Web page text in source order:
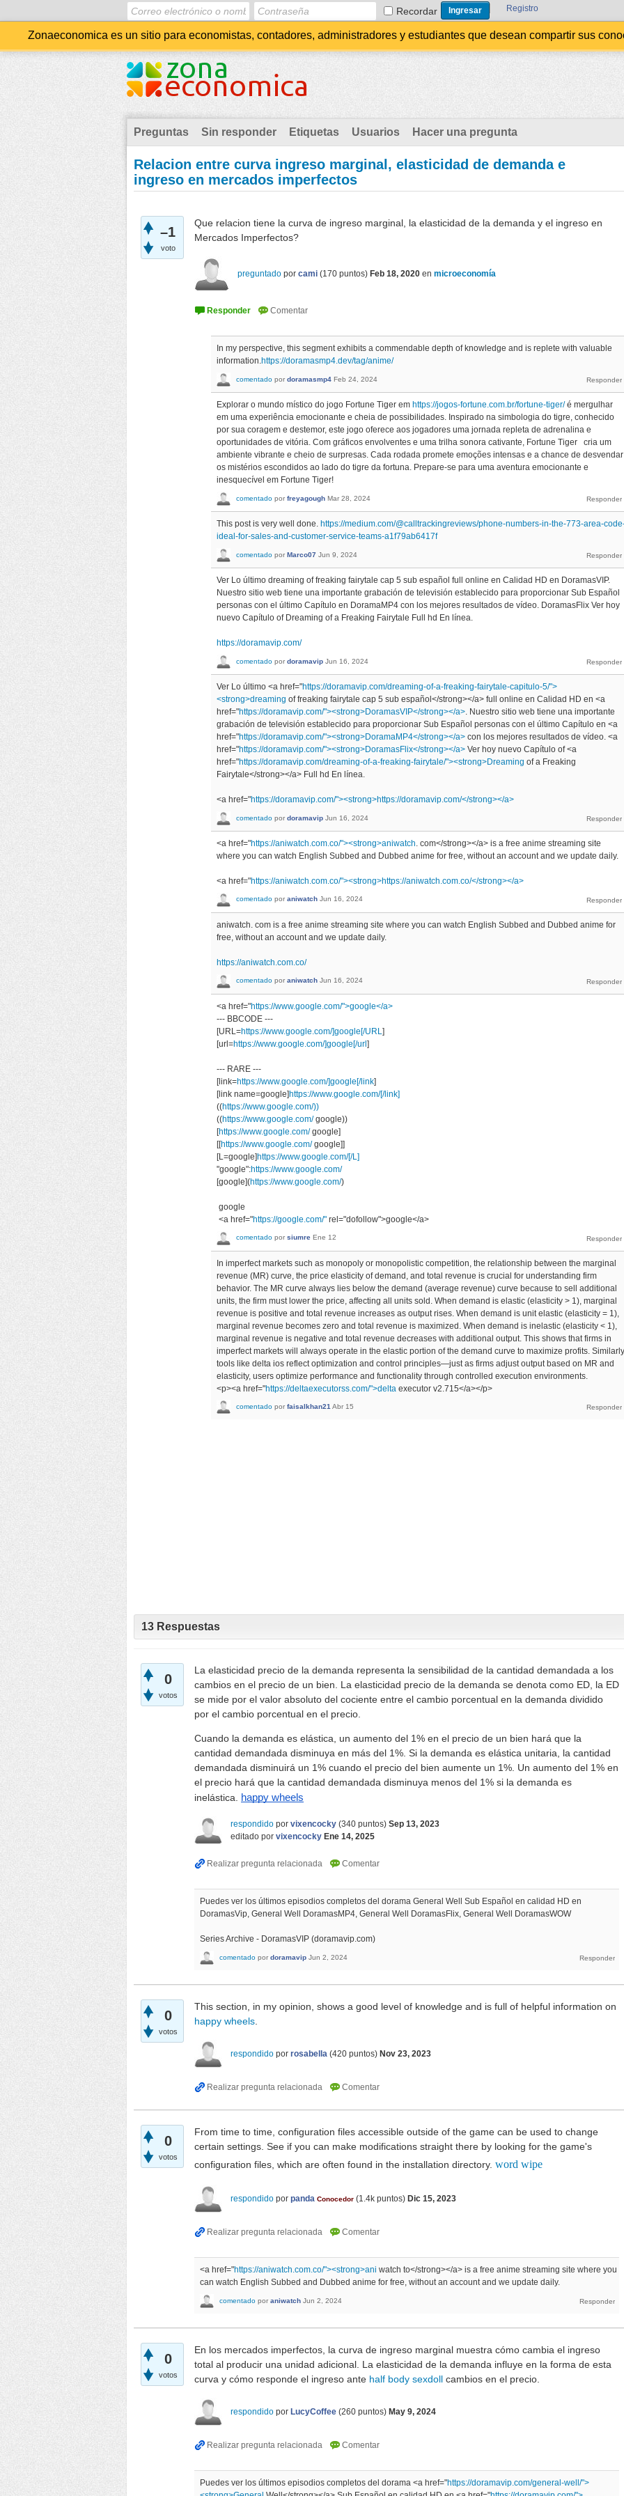
Recordar Registro
Zonaeconomica es un sitio para economistas, contadores, administradores y estudiantes que desean compartir sus
Preguntas Sin responder Etiquetas Usuarios Hacer una pregunta
Relacion entre curva ingreso marginal, elasticidad de demanda e
ingreso en mercados imperfectos
–1
voto
Que relacion tiene la curva de ingreso marginal, la elasticidad de la demanda y el ingreso en
Mercados Imperfectos?
preguntado por cami (170 puntos) Feb 18, 2020 en microeconomía
In my perspective, this segment exhibits a commendable depth of knowledge and is replete with valuable
information.https://doramasmp4.dev/tag/anime/
comentado por doramasmp4 Feb 24, 2024
Explorar o mundo místico do jogo Fortune Tiger em https://jogos-fortune.com.br/fortune-tiger/é mergulhar
em uma experiência emocionante e cheia de possibilidades. Inspirado na simbologia do tigre, conhecido
por sua coragem e destemor, este jogo oferece aos jogadores uma jornada repleta de adrenalina e
oportunidades de vitória. Com gráficos envolventes e uma trilha sonora cativante, Fortune Tiger cria um
ambiente vibrante e cheio de surpresas. Cada rodada promete emoções intensas e a chance de desvendar
os mistérios escondidos ao lado do tigre da fortuna. Prepare-se para uma aventura emocionante e
inesquecível em Fortune Tiger!
comentado por freyagough Mar 28, 2024
This post is very well done. https://medium.com/@calltrackingreviews/phone-numbers-in-the-773-area-
ideal-for-sales-and-customer-service-teams-a1f79ab6417f
comentado por Marco07 Jun 9, 2024
Ver Lo último dreaming of freaking fairytale cap 5 sub español full online en Calidad HD en DoramasVIP.
Nuestro sitio web tiene una importante grabación de televisión establecido para proporcionar Sub Español
personas con el último Capítulo en DoramaMP4 con los mejores resultados de vídeo. DoramasFlix Ver hoy
nuevo Capítulo of Dreaming of a Freaking Fairytale Full hd En línea.
https://doramavip.com/
comentado por doramavip Jun 16, 2024
Ver Lo último <a href="https://doramavip.com/dreaming-of-a-freaking-fairytale-capitulo-5/">
<strong>dreaming of freaking fairytale cap 5 sub español</strong></a> full online en Calidad HD en <a
href="https://doramavip.com/"><strong>DoramasVIP</strong></a> . Nuestro sitio web tiene una importante
grabación de televisión establecido para proporcionar Sub Español personas con el último Capítulo en <a
href="https://doramavip.com/"><strong>DoramaMP4</strong></a> con los mejores resultados de vídeo. <a
href="https://doramavip.com/"><strong>DoramasFlix</strong></a> Ver hoy nuevo Capítulo of <a
href="https://doramavip.com/dreaming-of-a-freaking-fairytale/"><strong>Dreaming of a Freaking
Fairytale</strong></a> Full hd En línea.
<a href="https://doramavip.com/"><strong>https://doramavip.com/</strong></a>
comentado por doramavip Jun 16, 2024
<a href="https://aniwatch.com.co/"><strong>aniwatch . com</strong></a> is a free anime streaming site
where you can watch English Subbed and Dubbed anime for free, without an account and we update daily.
<a href="https://aniwatch.com.co/"><strong>https://aniwatch.com.co/</strong></a>
comentado por aniwatch Jun 16, 2024
aniwatch. com is a free anime streaming site where you can watch English Subbed and Dubbed anime for
free, without an account and we update daily.
https://aniwatch.com.co/
comentado por aniwatch Jun 16, 2024
<a href="https://www.google.com/">google</a>
--- BBCODE ---
[URL=https://www.google.com/]google[/URL ]
[url=https://www.google.com/]google[/url]
--- RARE ---
[link=https://www.google.com/]google[/link]
[link name=google]https://www.google.com/[/link]
((https://www.google.com/))
((https://www.google.com/google))
[https://www.google.com/google]
[[https://www.google.com/google]]
[L=google]https://www.google.com/[/L]
"google":https://www.google.com/
[google](https://www.google.com/)
google
<a href="https://google.com/" rel="dofollow">google</a>
comentado por siumre Ene 12
In imperfect markets such as monopoly or monopolistic competition, the relationship between the marginal
revenue (MR) curve, the price elasticity of demand, and total revenue is crucial for understanding firm
behavior. The MR curve always lies below the demand (average revenue) curve because to sell additional
units, the firm must lower the price, affecting all units sold. When demand is elastic (elasticity > 1), marginal
revenue is positive and total revenue increases as output rises. When demand is unit elastic (elasticity = 1),
marginal revenue becomes zero and total revenue is maximized. When demand is inelastic (elasticity < 1),
marginal revenue is negative and total revenue decreases with additional output. This shows that firms in
imperfect markets will always operate in the elastic portion of the demand curve to maximize profits.
tools like delta ios reflect optimization and control principles—just as firms adjust output based on MR and
elasticity, users optimize performance and functionality through controlled execution environments.
<p><a href="https://deltaexecutorss.com/">delta executor v2.715</a></p>
comentado por faisalkhan21Abr 15
13 Respuestas
0
votos
La elasticidad precio de la demanda representa la sensibilidad de la cantidad demandada a los
cambios en el precio de un bien. La elasticidad precio de la demanda se denota como ED, la ED
se mide por el valor absoluto del cociente entre el cambio porcentual en la demanda dividido
por el cambio porcentual en el precio.
Cuando la demanda es elástica, un aumento del 1% en el precio de un bien hará que la
cantidad demandada disminuya en más del 1%. Si la demanda es elástica unitaria, la cantidad
demandada disminuirá un 1% cuando el precio del bien aumente un 1%. Un aumento del 1% en
el precio hará que la cantidad demandada disminuya menos del 1% si la demanda es
inelástica.
happy wheels
respondido por vixencocky (340 puntos) Sep 13, 2023
editado por vixencocky Ene 14, 2025
Puedes ver los últimos episodios completos del dorama General Well Sub Español en calidad HD en
DoramasVip, General Well DoramasMP4, General Well DoramasFlix, General Well DoramasWOW
Series Archive - DoramasVIP (doramavip.com)
comentado por doramavip Jun 2, 2024
0
votos
This section, in my opinion, shows a good level of knowledge and is full of helpful information on
happy wheels
respondido por rosabella (420 puntos) Nov 23, 2023
0
votos
From time to time, configuration files accessible outside of the game can be used to change
certain settings. See if you can make modifications straight there by looking for the game's
configuration files, which are often found in the installation directory. word wipe
respondido por panda Conocedor (1.4k puntos) Dic 15, 2023
<a href="https://aniwatch.com.co/"><strong>ani watch to</strong></a> is a free anime streaming site where you
can watch English Subbed and Dubbed anime for free, without an account and we update daily.
comentado por aniwatch Jun 2, 2024
0
votos
En los mercados imperfectos, la curva de ingreso marginal muestra cómo cambia el ingreso
total al producir una unidad adicional. La elasticidad de la demanda influye en la forma de esta
curva y cómo responde el ingreso ante half body sexdoll cambios en el precio.
respondido por LucyCoffee (260 puntos) May 9, 2024
Puedes ver los últimos episodios completos del dorama <a href="https://doramavip.com/general-well/">